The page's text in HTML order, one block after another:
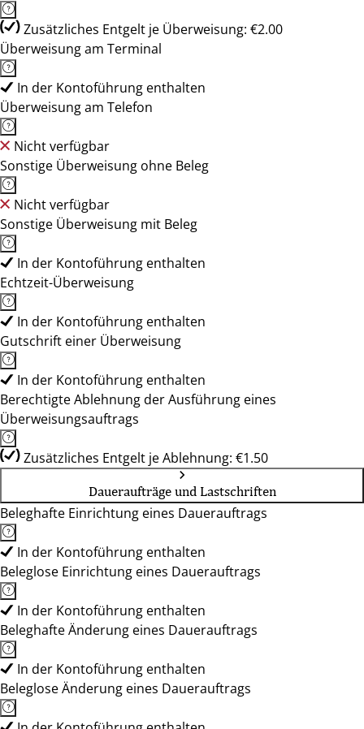
Zusätzliches Entgelt je Überweisung: €2.00
Überweisung am Terminal
In der Kontoführung enthalten
Überweisung am Telefon
Nicht verfügbar
Sonstige Überweisung ohne Beleg
Nicht verfügbar
Sonstige Überweisung mit Beleg
In der Kontoführung enthalten
Echtzeit-Überweisung
In der Kontoführung enthalten
Gutschrift einer Überweisung
In der Kontoführung enthalten
Berechtigte Ablehnung der Ausführung eines
Überweisungsauftrags
Zusätzliches Entgelt je Ablehnung: €1.50
Daueraufträge und Lastschriften
Beleghafte Einrichtung eines Dauerauftrags
In der Kontoführung enthalten
Beleglose Einrichtung eines Dauerauftrags
In der Kontoführung enthalten
Beleghafte Änderung eines Dauerauftrags
In der Kontoführung enthalten
Beleglose Änderung eines Dauerauftrags